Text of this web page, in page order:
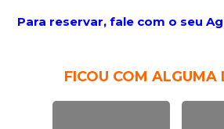
Para reservar, fale com o seu
FICOU COM ALGUMA